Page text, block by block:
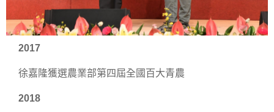
2017
徐嘉隆獲選農業部第四屆全國百大青農
2018